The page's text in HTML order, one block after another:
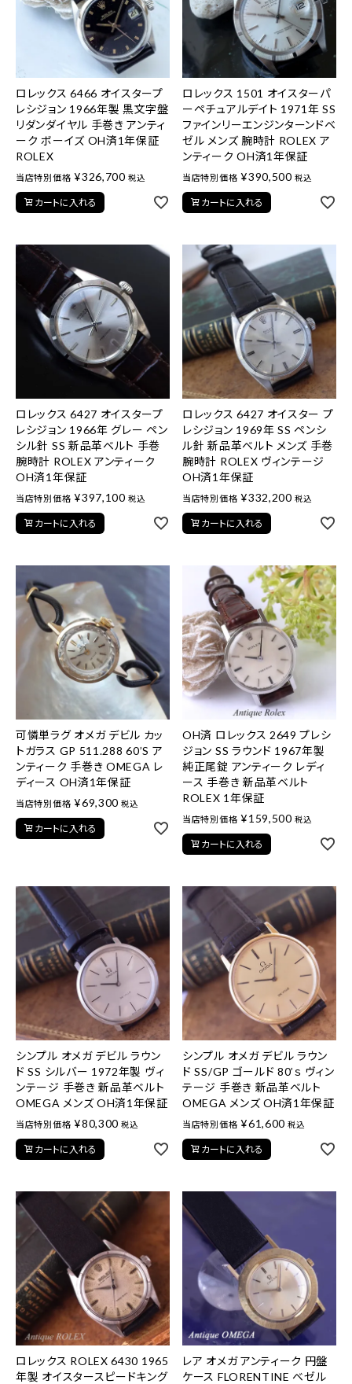
ロレックス 6466 オイスタープ
レシジョン 1966年製 黒文字盤
リダンダイヤル 手巻き アンティ
ーク ボーイズ OH済1年保証
ROLEX
当店特別価格 ¥326,700 税込
カートに入れる
ロレックス 1501 オイスターパ
ーペチュアルデイト 1971年 SS
ファインリーエンジンターンドベ
ゼル メンズ 腕時計 ROLEX ア
ンティーク OH済1年保証
当店特別価格 ¥390,500 税込
カートに入れる
ロレックス 6427 オイスタープ
レシジョン 1966年 グレー ペン
シル針 SS 新品革ベルト 手巻
腕時計 ROLEX アンティーク
OH済1年保証
当店特別価格 ¥397,100 税込
カートに入れる
ロレックス 6427 オイスター プ
レシジョン 1969年 SS ペンシ
ル針 新品革ベルト メンズ 手巻
腕時計 ROLEX ヴィンテージ
OH済1年保証
当店特別価格 ¥332,200 税込
カートに入れる
可憐単ラグ オメガ デビル カッ
トガラス GP 511.288 60’S ア
ンティーク 手巻き OMEGA レ
ディース OH済1年保証
当店特別価格 ¥69,300 税込
カートに入れる
OH済 ロレックス 2649 プレシ
ジョン SS ラウンド 1967年製
純正尾錠 アンティーク レディ
ース 手巻き 新品革ベルト
ROLEX 1年保証
当店特別価格 ¥159,500 税込
カートに入れる
シンプル オメガ デビル ラウン
ド SS シルバー 1972年製 ヴィ
ンテージ 手巻き 新品革ベルト
OMEGA メンズ OH済1年保証
当店特別価格 ¥80,300 税込
カートに入れる
シンプル オメガ デビル ラウン
ド SS/GP ゴールド 80’ｓ ヴィン
テージ 手巻き 新品革ベルト
OMEGA メンズ OH済1年保証
当店特別価格 ¥61,600 税込
カートに入れる
ロレックス ROLEX 6430 1965
年製 オイスタースピードキング
レア オメガ アンティーク 円盤
ケース FLORENTINE ベゼル